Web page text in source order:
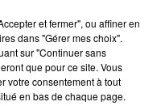
LA
et fermer", ou affiner en
dans "Gérer mes choix".
sur "Continuer sans
que pour ce site. Vous
votre consentement à tout
en bas de chaque page.